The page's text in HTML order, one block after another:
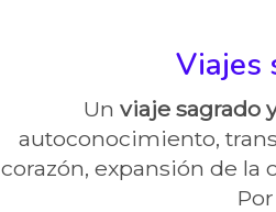
Viajes
Un viaje sagrado
autoconocimiento,
corazón, expansión de la